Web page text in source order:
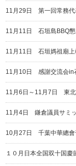
11月29日 第一回常務代
11月11日 石垣島BBQ
11月11日 石垣媽祖廟上
11月10日 感謝交流会in
11月6日～11月7日 東北
11月4日 鎌倉議員サミ
10月27日 千葉中華總會
１０月日本全国双十国慶